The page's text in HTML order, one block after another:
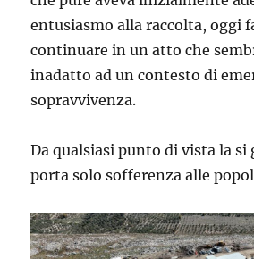
entusiasmo alla raccolta, oggi
continuare in un atto che
inadatto ad un contesto di
sopravvivenza.
Da qualsiasi punto di vista la si
porta solo sofferenza alle